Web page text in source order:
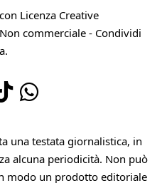
Licenza Creative
commerciale - Condividi
.
una testata giornalistica, in
alcuna periodicità. Non può
modo un prodotto editoriale